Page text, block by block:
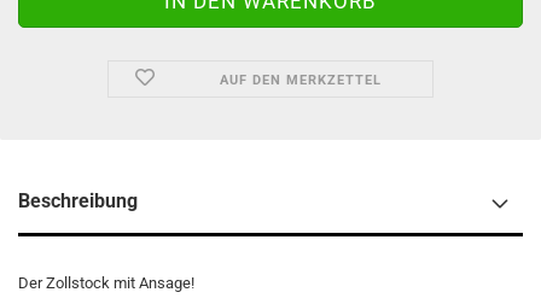
AUF DEN MERKZETTEL
Beschreibung
Der Zollstock mit Ansage!